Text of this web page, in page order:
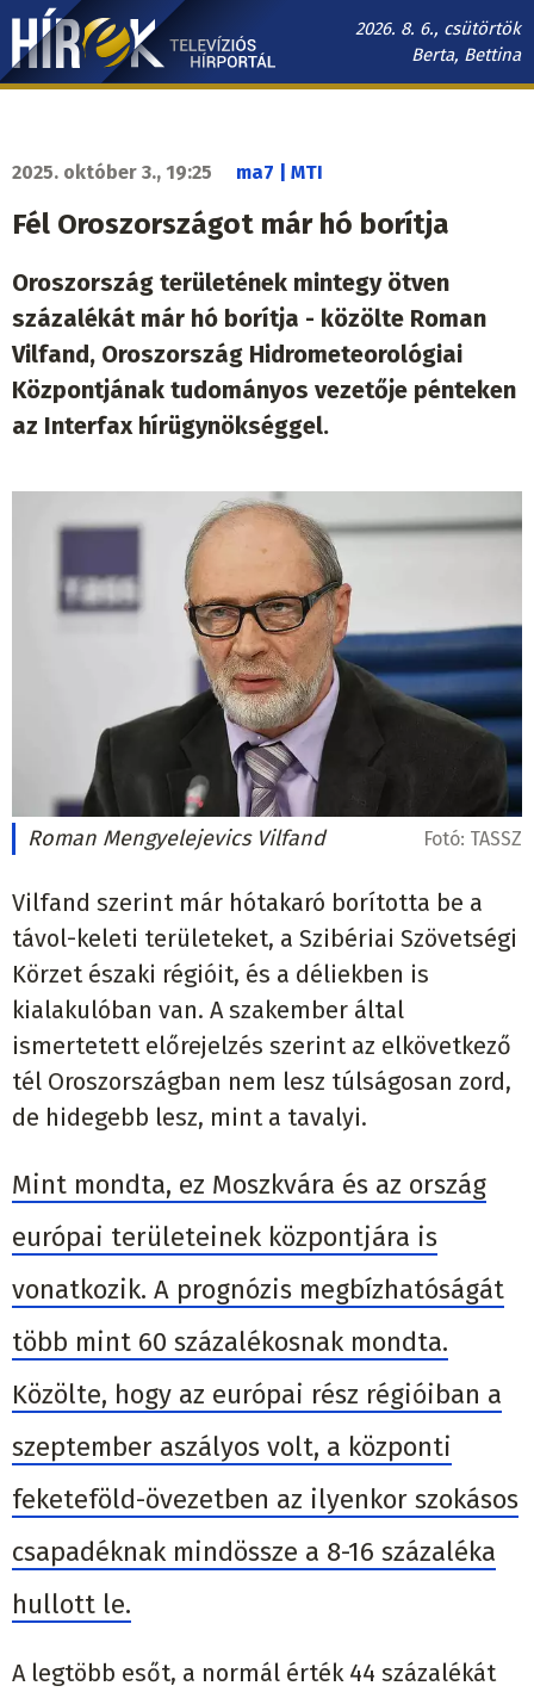
Ugrás
tartalomra
2026. 8. 6., csütörtök
Berta, Bettina
Hírek.sk
navigáció
2025. október 3., 19:25 ma7 | MTI
Fél Oroszországot már hó borítja
Oroszország területének mintegy ötven
százalékát már hó borítja - közölte Roman
Vilfand, Oroszország Hidrometeorológiai
Központjának tudományos vezetője pénteken
az Interfax hírügynökséggel.
Roman Mengyelejevics Vilfand Fotó: TASSZ
Vilfand szerint már hótakaró borította be a
távol-keleti területeket, a Szibériai Szövetségi
Körzet északi régióit, és a déliekben is
kialakulóban van. A szakember által
ismertetett előrejelzés szerint az elkövetkező
tél Oroszországban nem lesz túlságosan zord,
de hidegebb lesz, mint a tavalyi.
Mint mondta, ez Moszkvára és az ország
európai területeinek központjára is
vonatkozik. A prognózis megbízhatóságát
több mint 60 százalékosnak mondta.
Közölte, hogy az európai rész régióiban a
szeptember aszályos volt, a központi
feketeföld-övezetben az ilyenkor szokásos
csapadéknak mindössze a 8-16 százaléka
hullott le.
A legtöbb esőt, a normál érték 44 százalékát